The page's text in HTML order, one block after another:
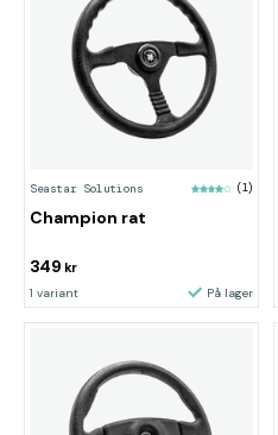
Seastar Solutions (1)
Champion rat
349 kr
1 variant På lager